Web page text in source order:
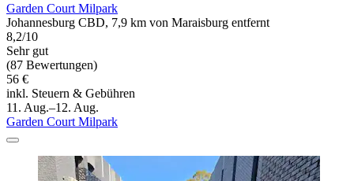
Garden Court Milpark
Johannesburg CBD, 7,9 km von Maraisburg entfernt
8,2/10
Sehr gut
(87 Bewertungen)
56 €
inkl. Steuern & Gebühren
11. Aug.–12. Aug.
Garden Court Milpark